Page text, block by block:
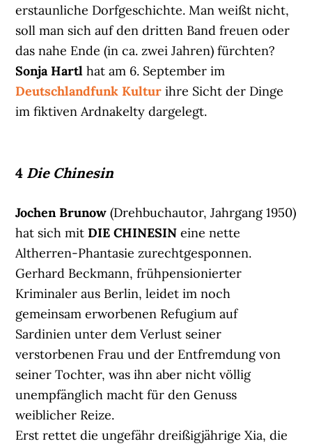
erstaunliche Dorfgeschichte. Man weißt nicht,
soll man sich auf den dritten Band freuen oder
das nahe Ende (in ca. zwei Jahren) fürchten?
Sonja Hartl hat am 6. September im
Deutschlandfunk Kultur ihre Sicht der Dinge
im fiktiven Ardnakelty dargelegt.
4 Die Chinesin
Jochen Brunow (Drehbuchautor, Jahrgang 1950)
hat sich mitDIE CHINESINeine nette
Altherren-Phantasie zurechtgesponnen.
Gerhard Beckmann, frühpensionierter
Kriminaler aus Berlin, leidet im noch
gemeinsam erworbenen Refugium auf
Sardinien unter dem Verlust seiner
verstorbenen Frau und der Entfremdung von
seiner Tochter, was ihn aber nicht völlig
unempfänglich macht für den Genuss
weiblicher Reize.
Erst rettet die ungefähr dreißigjährige Xia, die